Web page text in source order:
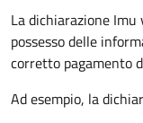
La dichiarazione
possesso delle
corretto pagamento
Ad esempio, la